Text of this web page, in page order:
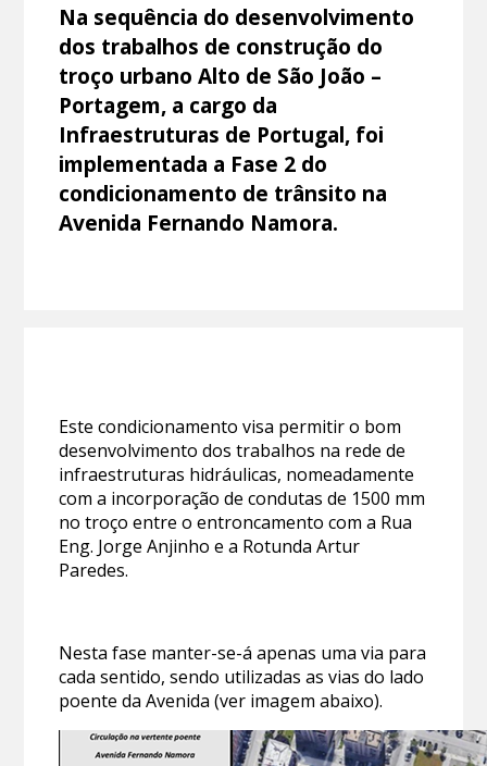
Na sequência do desenvolvimento
dos trabalhos de construção do
troço urbano Alto de São João –
Portagem, a cargo da
Infraestruturas de Portugal, foi
implementada a Fase 2 do
condicionamento de trânsito na
Avenida Fernando Namora.
Este condicionamento visa permitir o bom
desenvolvimento dos trabalhos na rede de
infraestruturas hidráulicas, nomeadamente
com a incorporação de condutas de 1500 mm
no troço entre o entroncamento com a Rua
Eng. Jorge Anjinho e a Rotunda Artur
Paredes.
Nesta fase manter-se-á apenas uma via para
cada sentido, sendo utilizadas as vias do lado
poente da Avenida (ver imagem abaixo).